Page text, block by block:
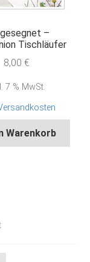
–
Tischläufer
8,00€
7 % MwSt.
Warenkorb
Nach
sortiert